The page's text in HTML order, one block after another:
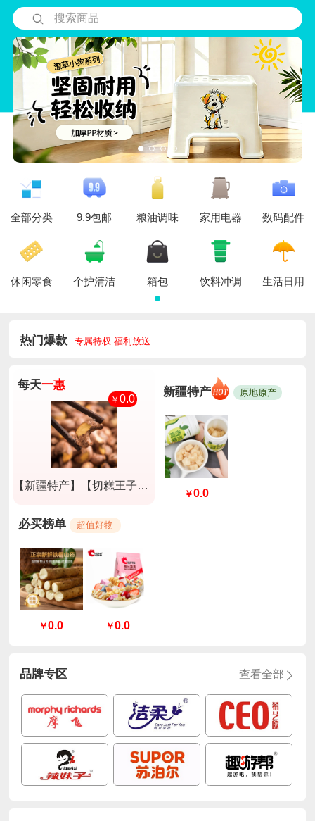
搜索商品
全部分类 9.9包邮 粮油调味 家用电器 数码配件
休闲零食 个护清洁 箱包 饮料冲调 生活日用
热门爆款 专属特权 福利放送
每天一惠
￥ 0.0
【新疆特产】【切糕王子】A180紫衣腰果淡盐味250g*2盒
新疆特产 原地原产
￥0.0
必买榜单 超值好物
￥0.0 ￥0.0
品牌专区 查看全部